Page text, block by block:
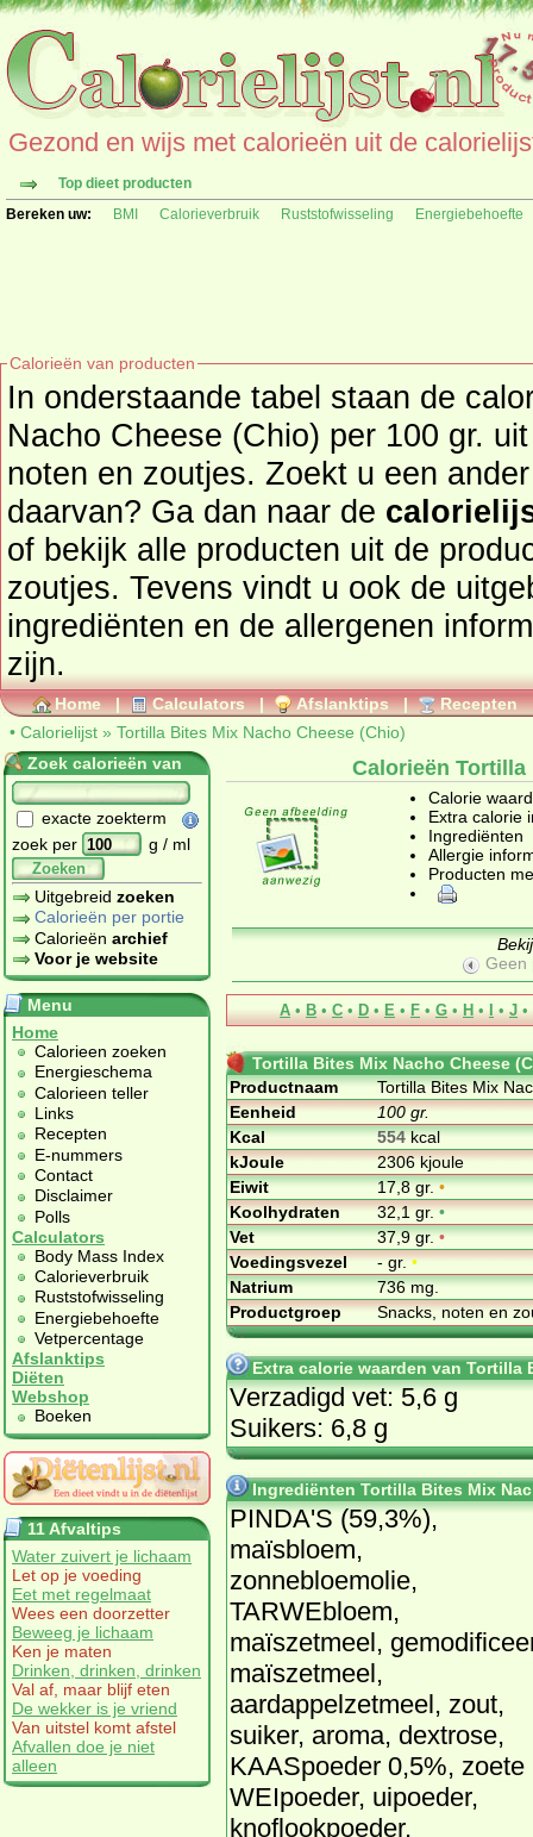
Gezond en wijs met calorieën uit de
Top dieet producten
Bereken uw:
BMI Calorieverbruik Ruststofwisseling Energiebehoefte
Calorieën van producten
In onderstaande tabel staan de
Nacho Cheese (Chio) per 100 gr.
noten en zoutjes. Zoekt u een ander product en de calorieën
daarvan? Ga dan naar de
of bekijk alle producten uit de
zoutjes. Tevens vindt u ook de uitgebreide calorie informatie,
ingrediënten en de allergenen
zijn.
Home | Calculators | Afslanktips | Recepten
• Calorielijst » Tortilla Bites Mix Nacho Cheese (Chio)
Zoek calorieën van
exacte zoekterm
zoek per
g / ml
Zoeken
Uitgebreid zoeken
Calorieën per portie
Calorieën archief
Voor je website
Menu
Home
Calorieen zoeken
Energieschema
Calorieen teller
Links
Recepten
E-nummers
Contact
Disclaimer
Polls
Calculators
Body Mass Index
Calorieverbruik
Ruststofwisseling
Energiebehoefte
Vetpercentage
Afslanktips
Diëten
Webshop
Boeken
11 Afvaltips
Water zuivert je lichaam
Let op je voeding
Eet met regelmaat
Wees een doorzetter
Beweeg je lichaam
Ken je maten
Drinken, drinken, drinken
Val af, maar blijf eten
De wekker is je vriend
Van uitstel komt afstel
Afvallen doe je niet
alleen
Calorieën Tortilla
Calorie
Extra calorie
Ingrediënten
Allergie
Producten
Geen
A • B • C • D • E • F • G • H • I • J •
Tortilla Bites Mix Nacho Cheese
Productnaam
Tortilla Bites Mix
Eenheid
100 gr.
Kcal
554kcal
kJoule
2306 kjoule
Eiwit
17,8 gr.•
Koolhydraten
32,1 gr.•
Vet
37,9 gr.•
Voedingsvezel
- gr.•
Natrium
736 mg.
Productgroep
Snacks, noten en
Extra calorie waarden van Tortilla
Verzadigd vet: 5,6 g
Suikers: 6,8 g
Ingrediënten Tortilla Bites Mix
PINDA'S (59,3%),
maïsbloem,
zonnebloemolie,
TARWEbloem,
maïszetmeel,
maïszetmeel,
aardappelzetmeel, zout,
suiker, aroma, dextrose,
KAASpoeder 0,5%, zoete
WEIpoeder, uipoeder,
knoflookpoeder,